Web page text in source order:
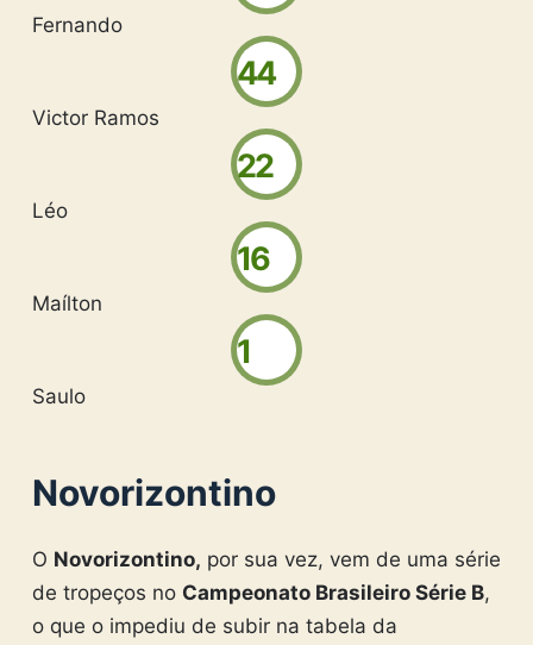
Fernando
44
Victor Ramos
22
Léo
16
Maílton
1
Saulo
Novorizontino
O Novorizontino, por sua vez, vem de uma série
de tropeços no Campeonato Brasileiro Série B,
o que o impediu de subir na tabela da